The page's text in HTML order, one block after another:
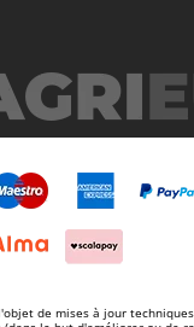
de mises à jour